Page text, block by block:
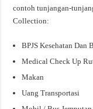
contoh tunjangan-
Collection:
BPJS Kesehatan Dan
Medical Check Up
Makan
Uang Transportasi